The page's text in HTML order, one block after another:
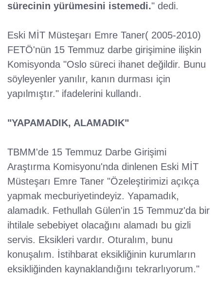
sürecinin yürümesini istemedi." dedi.
Eski MİT Müsteşarı Emre Taner( 2005-2010)
FETÖ'nün 15 Temmuz darbe girişimine ilişkin
Komisyonda "Oslo süreci ihanet değildir. Bunu
söyleyenler yanılır, kanın durması için
yapılmıştır." ifadelerini kullandı.
"YAPAMADIK, ALAMADIK"
TBMM'de 15 Temmuz Darbe Girişimi
Araştırma Komisyonu'nda dinlenen Eski MİT
Müsteşarı Emre Taner "Özeleştirimizi açıkça
yapmak mecburiyetindeyiz. Yapamadık,
alamadık. Fethullah Gülen'in 15 Temmuz'da bir
ihtilale sebebiyet olacağını alamadı bu gizli
servis. Eksikleri vardır. Oturalım, bunu
konuşalım. İstihbarat eksikliğinin kurumların
eksikliğinden kaynaklandığını tekrarlıyorum."